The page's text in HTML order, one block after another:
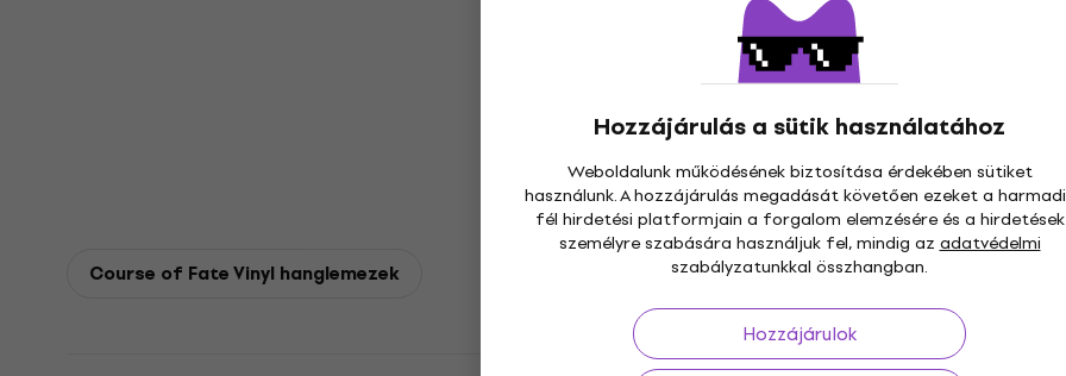
Hozzájárulás a sütik használatához
Weboldalunk működésének biztosítása érdekében sütiket
használunk. A hozzájárulás megadását követően ezeket a
fél hirdetési platformjain a forgalom elemzésére és a hirdetések
személyre szabására használjuk fel, mindig az adatvédelmi
szabályzatunkkal összhangban.
Hozzájárulok
Course of Fate Vinyl hanglemezek